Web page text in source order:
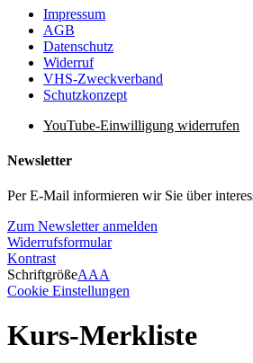
Impressum
AGB
Datenschutz
Widerruf
VHS-Zweckverband
Schutzkonzept
YouTube-Einwilligung widerrufen
Newsletter
Per E-Mail informieren wir Sie über
Zum Newsletter anmelden
Widerrufsformular
Kontrast
SchriftgrößeAAA
Cookie Einstellungen
Kurs-Merkliste